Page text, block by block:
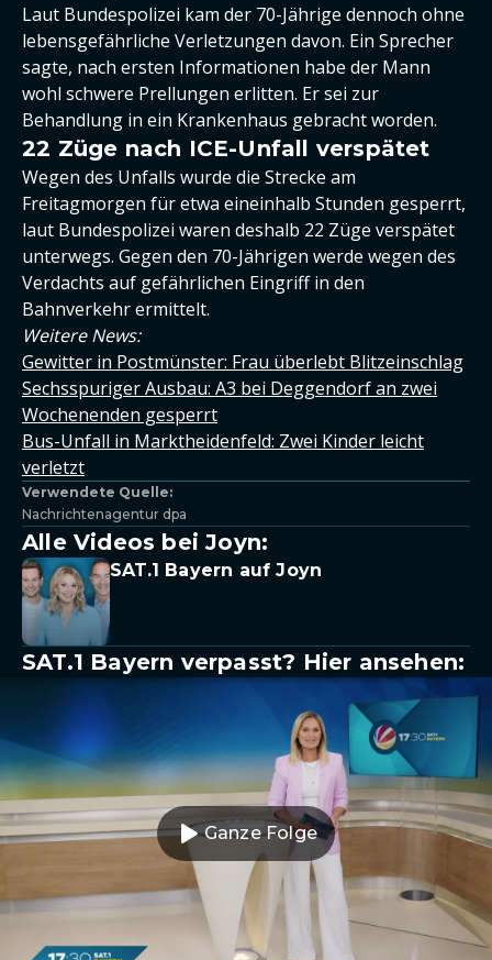
Laut Bundespolizei kam der 70-Jährige dennoch ohne
lebensgefährliche Verletzungen davon. Ein Sprecher
sagte, nach ersten Informationen habe der Mann
wohl schwere Prellungen erlitten. Er sei zur
Behandlung in ein Krankenhaus gebracht worden.
22 Züge nach ICE-Unfall verspätet
Wegen des Unfalls wurde die Strecke am
Freitagmorgen für etwa eineinhalb Stunden gesperrt,
laut Bundespolizei waren deshalb 22 Züge verspätet
unterwegs. Gegen den 70-Jährigen werde wegen des
Verdachts auf gefährlichen Eingriff in den
Bahnverkehr ermittelt.
Weitere News:
Gewitter in Postmünster: Frau überlebt Blitzeinschlag
Sechsspuriger Ausbau: A3 bei Deggendorf an zwei
Wochenenden gesperrt
Bus-Unfall in Marktheidenfeld: Zwei Kinder leicht
verletzt
Verwendete Quelle:
Nachrichtenagentur dpa
Alle Videos bei Joyn:
SAT.1 Bayern auf Joyn
SAT.1 Bayern verpasst? Hier ansehen:
Ganze Folge